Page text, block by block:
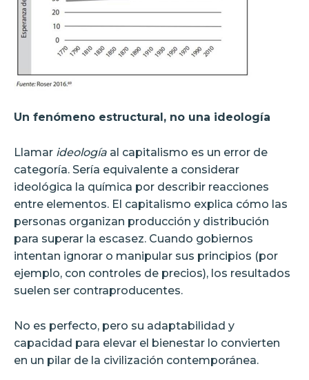
Un fenómeno estructural, no una ideología
Llamar ideología al capitalismo es un error de
categoría. Sería equivalente a considerar
ideológica la química por describir reacciones
entre elementos. El capitalismo explica cómo las
personas organizan producción y distribución
para superar la escasez. Cuando gobiernos
intentan ignorar o manipular sus principios (por
ejemplo, con controles de precios), los resultados
suelen ser contraproducentes.
No es perfecto, pero su adaptabilidad y
capacidad para elevar el bienestar lo convierten
en un pilar de la civilización contemporánea.